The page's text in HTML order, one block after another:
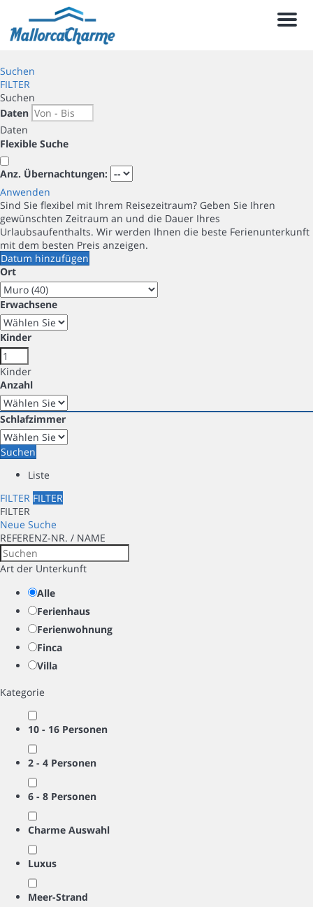
Menu
Suchen
FILTER
Suchen
Daten
Daten
Flexible Suche
Anz. Übernachtungen:
Anwenden
Sind Sie flexibel mit Ihrem Reisezeitraum? Geben Sie Ihren
gewünschten Zeitraum an und die Dauer Ihres
Urlaubsaufenthalts. Wir werden Ihnen die beste Ferienunterkunft
mit dem besten Preis anzeigen.
Datum hinzufügen
Ort
Erwachsene
Kinder
Kinder
Anzahl
Schlafzimmer
Suchen
Liste
FILTER FILTER
FILTER
Neue Suche
REFERENZ-NR. / NAME
Art der Unterkunft
Alle
Ferienhaus
Ferienwohnung
Finca
Villa
Kategorie
10 - 16 Personen
2 - 4 Personen
6 - 8 Personen
Charme Auswahl
Luxus
Meer-Strand